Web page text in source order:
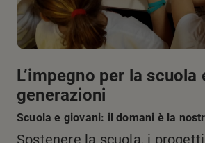
L’impegno per la scuola
generazioni
Scuola e giovani: il domani è la